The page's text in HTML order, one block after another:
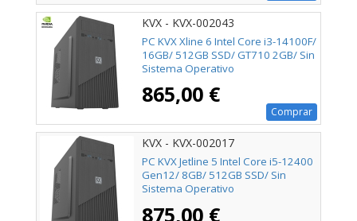
KVX - KVX-002043
PC KVX Xline 6 Intel Core i3-14100F/
16GB/ 512GB SSD/ GT710 2GB/ Sin
Sistema Operativo
865,00 €
Comprar
KVX - KVX-002017
PC KVX Jetline 5 Intel Core i5-12400
Gen12/ 8GB/ 512GB SSD/ Sin
Sistema Operativo
875,00 €